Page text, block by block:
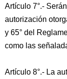
Artículo 7°.-
autorización
y 65° del
como las
Artículo 8°.- La